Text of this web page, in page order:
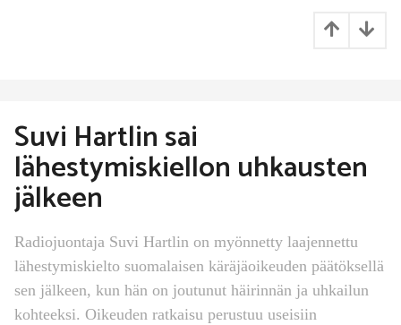
Suvi Hartlin sai
lähestymiskiellon uhkausten
jälkeen
Radiojuontaja Suvi Hartlin on myönnetty laajennettu
lähestymiskielto suomalaisen käräjäoikeuden päätöksellä
sen jälkeen, kun hän on joutunut häirinnän ja uhkailun
kohteeksi. Oikeuden ratkaisu perustuu useisiin